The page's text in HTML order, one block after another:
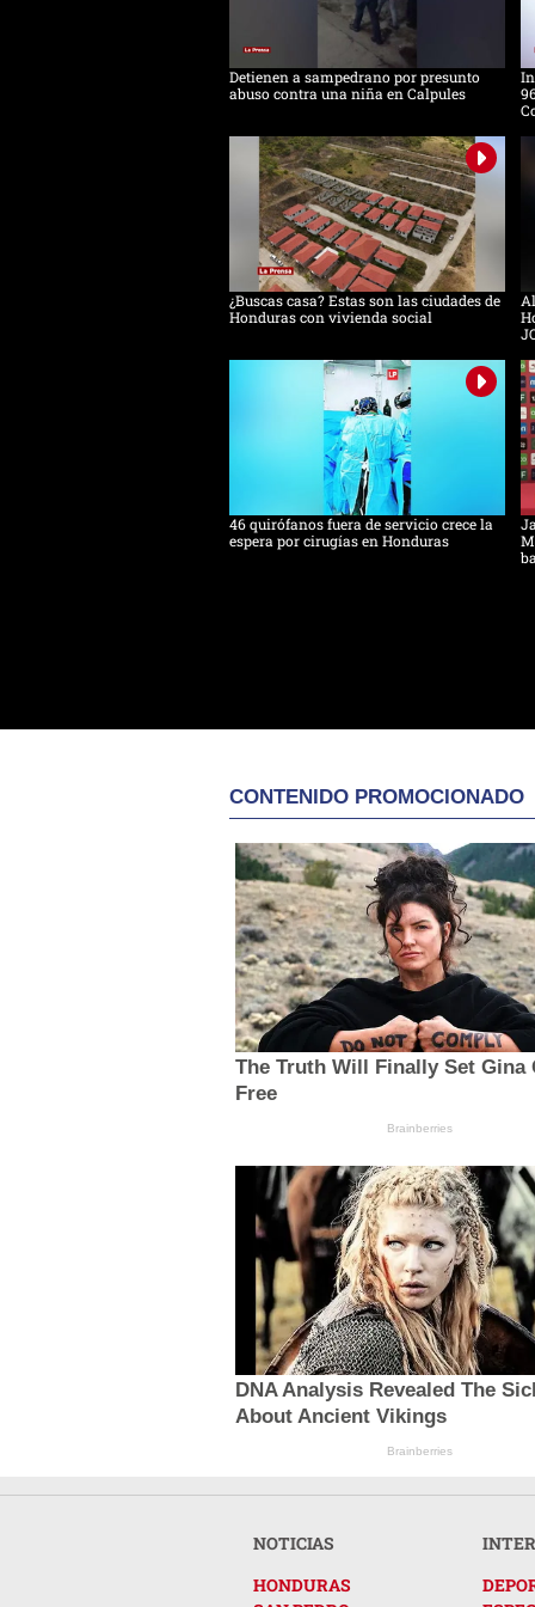
Detienen a sampedrano por presunto
abuso contra una niña en Calpules
¿Buscas casa? Estas son las ciudades de
Honduras con vivienda social
46 quirófanos fuera de servicio crece la
espera por cirugías en Honduras
CONTENIDO PROMOCIONADO
The Truth Will Finally Set Gina
Free
Brainberries
DNA Analysis Revealed The
About Ancient Vikings
Brainberries
NOTICIAS
HONDURAS